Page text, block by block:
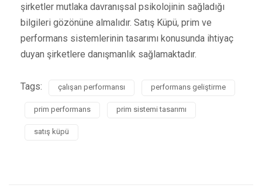
şirketler mutlaka davranışsal psikolojinin sağladığı
bilgileri gözönüne almalıdır. Satış Küpü, prim ve
performans sistemlerinin tasarımı konusunda ihtiyaç
duyan şirketlere danışmanlık sağlamaktadır.
Tags: çalışan performansı performans geliştirme
prim performans prim sistemi tasarımı
satış küpü